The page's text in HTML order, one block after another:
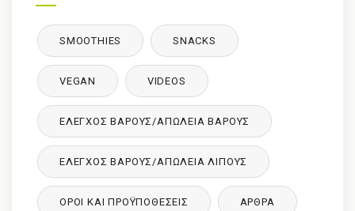
SMOOTHIES SNACKS
VEGAN VIDEOS
ΈΛΕΓΧΟΣ ΒΆΡΟΥΣ/ΑΠΏΛΕΙΑ ΒΆΡΟΥΣ
ΈΛΕΓΧΟΣ ΒΆΡΟΥΣ/ΑΠΏΛΕΙΑ ΛΊΠΟΥΣ
ΌΡΟΙ ΚΑΙ ΠΡΟΫΠΟΘΈΣΕΙΣ ΑΡΘΡΑ